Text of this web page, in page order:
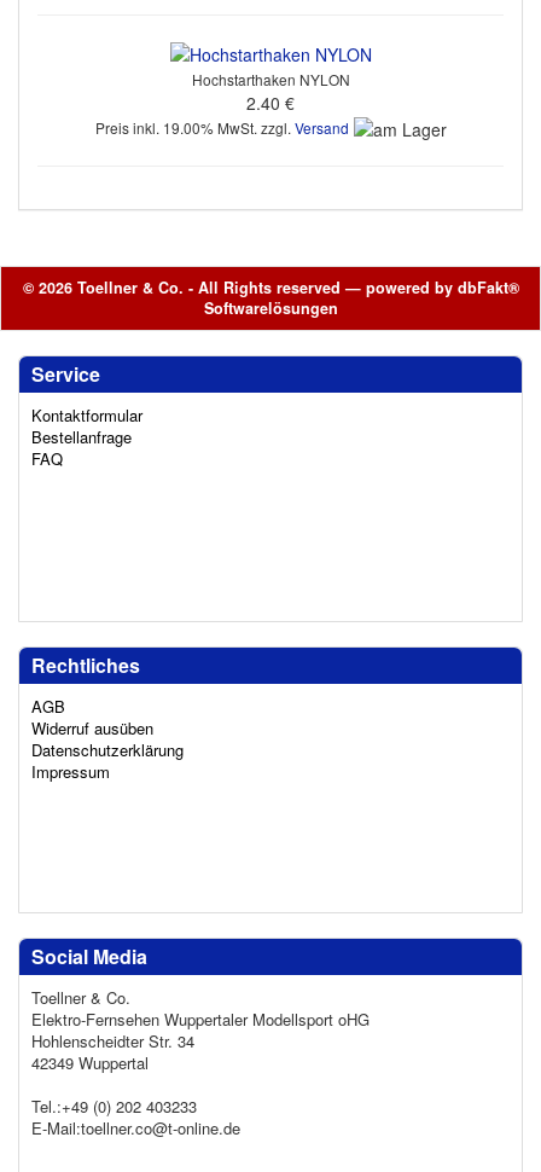
Hochstarthaken NYLON
2.40 €
Preis inkl. 19.00% MwSt. zzgl. Versand
© 2026 Toellner & Co. - All Rights reserved — powered by dbFakt®
Softwarelösungen
Service
Kontaktformular
Bestellanfrage
FAQ
Rechtliches
AGB
Widerruf ausüben
Datenschutzerklärung
Impressum
Social Media
Toellner & Co.
Elektro-Fernsehen Wuppertaler Modellsport oHG
Hohlenscheidter Str. 34
42349 Wuppertal
Tel.:+49 (0) 202 403233
E-Mail:toellner.co@t-online.de